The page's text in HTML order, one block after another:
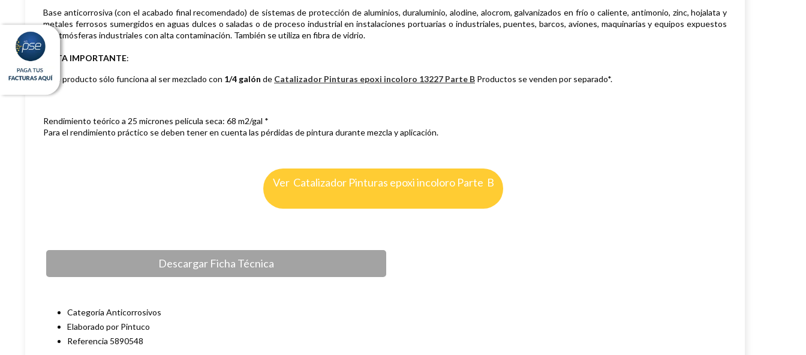
Base anticorrosiva (con el acabado final recomendado) de sistemas de protección de aluminios, duraluminio, alodine, alocrom, galvanizados en frío o caliente, antimonio, zinc, hojalata y
metales ferrosos sumergidos en aguas dulces o saladas o de proceso industrial en instalaciones portuarias o industriales, puentes, barcos, aviones, maquinarias y equipos expuestos
en atmósferas industriales con alta contaminación. También se utiliza en fibra de vidrio.
NOTA IMPORTANTE:
Este producto sólo funciona al ser mezclado con 1/4 galón de Catalizador Pinturas epoxi incoloro 13227 Parte B Productos se venden por separado*.
Rendimiento teórico a 25 micrones película seca: 68 m2/gal *
Para el rendimiento práctico se deben tener en cuenta las pérdidas de pintura durante mezcla y aplicación.
Ver Catalizador Pinturas epoxi incoloro Parte B
Descargar Ficha Técnica
Categoría Anticorrosivos
Elaborado por Pintuco
Referencia 5890548